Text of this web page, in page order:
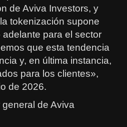
de Aviva Investors, y
tokenización supone
para el sector
que esta tendencia
y, en última instancia,
para los clientes»,
de 2026.
de Aviva